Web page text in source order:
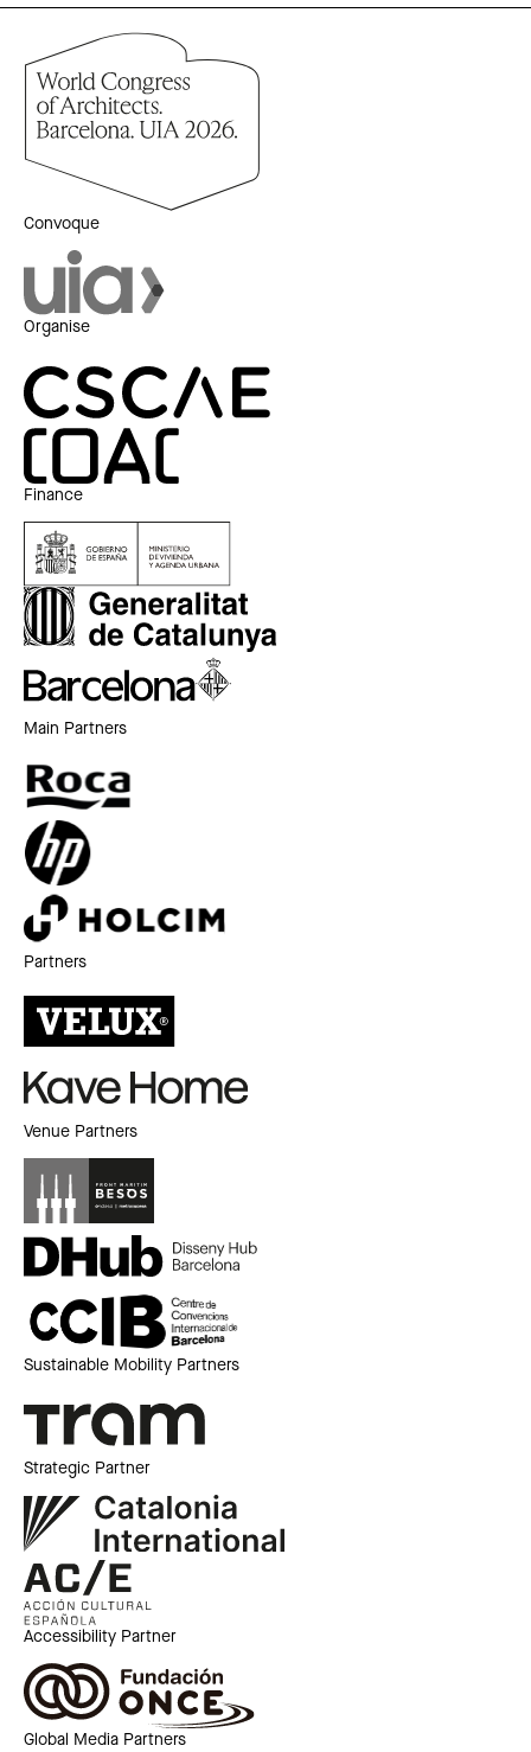
Convoque
Organise
Finance
Main Partners
Partners
Venue Partners
Sustainable Mobility Partners
Strategic Partner
Accessibility Partner
Global Media Partners